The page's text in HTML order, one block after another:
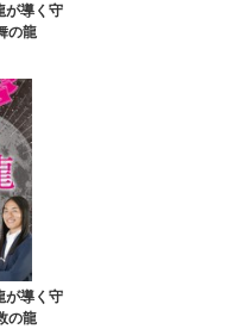
が導く守
の龍
が導く守
の龍